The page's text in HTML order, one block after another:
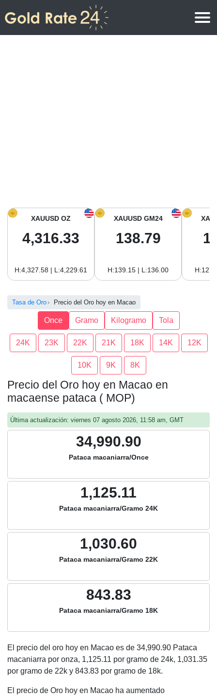
Precio del Oro hoy en América del sur
XAUUSD OZ
4,316.33
H:4,327.58 | L:4,229.61
XAUUSD GM24
138.79
H:139.15 | L:136.00
Tasa de Oro Precio del Oro hoy en Macao
Once Gramo Kilogramo Tola
24K 23K 22K 21K 18K 14K 12K
10K 9K 8K
Precio del Oro hoy en Macao en
macaense pataca ( MOP)
Última actualización: viernes 07 agosto 2026, 11:58 am, GMT
34,990.90
Pataca macaniarra/Once
1,125.11
Pataca macaniarra/Gramo 24K
1,030.60
Pataca macaniarra/Gramo 22K
843.83
Pataca macaniarra/Gramo 18K
El precio del oro hoy en Macao es de 34,990.90 Pataca
macaniarra por onza, 1,125.11 por gramo de 24k, 1,031.35
por gramo de 22k y 843.83 por gramo de 18k.
El precio de Oro hoy en Macao ha aumentado